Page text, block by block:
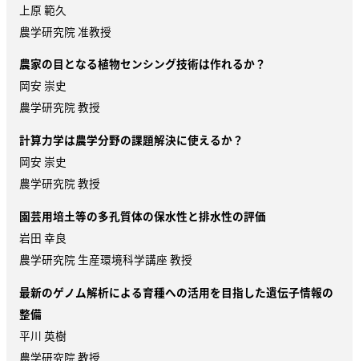
上原 範久
農学研究院 准教授
農家の目となる植物センシング技術は作れるか？
岡安 崇史
農学研究院 教授
計算力学は農学分野の課題解決に使えるか？
岡安 崇史
農学研究院 教授
園芸用培土等の多孔質体の保水性と排水性の評価
岩田 幸良
農学研究院 生産環境科学講座 教授
最新のゲノム解析による育種への活用を目指した遺伝子情報の
整備
平川 英樹
農学研究院 教授